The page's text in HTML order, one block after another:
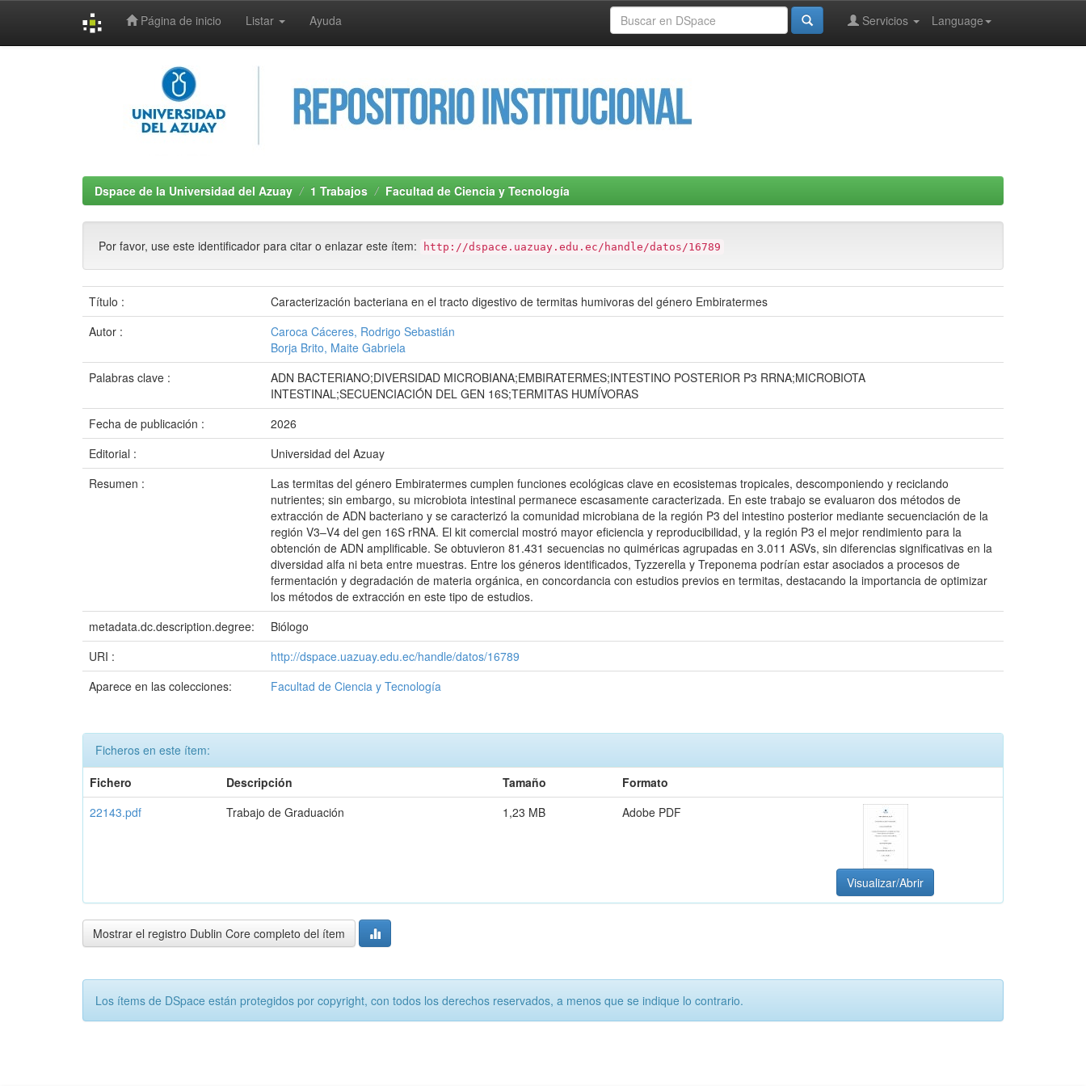
Página de inicio Listar Ayuda Language
Servicios
Dspace de la Universidad del Azuay 1 Trabajos Facultad de Ciencia y Tecnología
Por favor, use este identificador para citar o enlazar este ítem: http://dspace.uazuay.edu.ec/handle/datos/16789
Título :
Caracterización bacteriana en el tracto digestivo de termitas humivoras del género Embiratermes
Autor :
Caroca Cáceres, Rodrigo Sebastián
Borja Brito, Maite Gabriela
Palabras clave :
ADN BACTERIANO;DIVERSIDAD MICROBIANA;EMBIRATERMES;INTESTINO POSTERIOR P3 RRNA;MICROBIOTA
INTESTINAL;SECUENCIACIÓN DEL GEN 16S;TERMITAS HUMÍVORAS
Fecha de publicación :
2026
Editorial :
Universidad del Azuay
Resumen :
Las termitas del género Embiratermes cumplen funciones ecológicas clave en ecosistemas tropicales, descomponiendo y reciclando
nutrientes; sin embargo, su microbiota intestinal permanece escasamente caracterizada. En este trabajo se evaluaron dos métodos de
extracción de ADN bacteriano y se caracterizó la comunidad microbiana de la región P3 del intestino posterior mediante secuenciación de la
región V3–V4 del gen 16S rRNA. El kit comercial mostró mayor eficiencia y reproducibilidad, y la región P3 el mejor rendimiento para la
obtención de ADN amplificable. Se obtuvieron 81.431 secuencias no quiméricas agrupadas en 3.011 ASVs, sin diferencias significativas en la
diversidad alfa ni beta entre muestras. Entre los géneros identificados, Tyzzerella y Treponema podrían estar asociados a procesos de
fermentación y degradación de materia orgánica, en concordancia con estudios previos en termitas, destacando la importancia de optimizar
los métodos de extracción en este tipo de estudios.
metadata.dc.description.degree:
Biólogo
URI :
http://dspace.uazuay.edu.ec/handle/datos/16789
Aparece en las colecciones:
Facultad de Ciencia y Tecnología
Ficheros en este ítem:
Fichero
Descripción Tamaño
Formato
22143.pdf
Trabajo de Graduación 1,23 MB Adobe PDF
Visualizar/Abrir
Mostrar el registro Dublin Core completo del ítem
Los ítems de DSpace están protegidos por copyright, con todos los derechos reservados, a menos que se indique lo contrario.